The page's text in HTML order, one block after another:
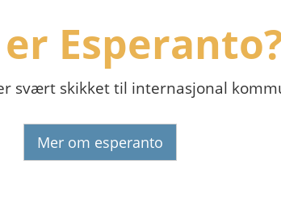
svært skikket til internasjonal
Mer om esperanto